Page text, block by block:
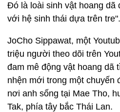
Đó là loài sinh vật hoang dã
với hệ sinh thái dựa trên tre".
JoCho Sippawat, một
triệu người theo dõi trên
đam mê động vật hoang dã
nhện mới trong một chuyến
nơi anh sống tại Mae Tho,
Tak, phía tây bắc Thái Lan.